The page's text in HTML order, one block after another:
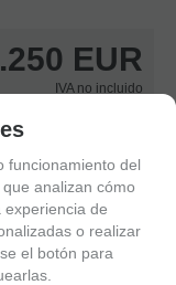
EUR
IVA no incluido
+
RESERVAR
funcionamiento del
analizan cómo
de
o realizar
el botón para